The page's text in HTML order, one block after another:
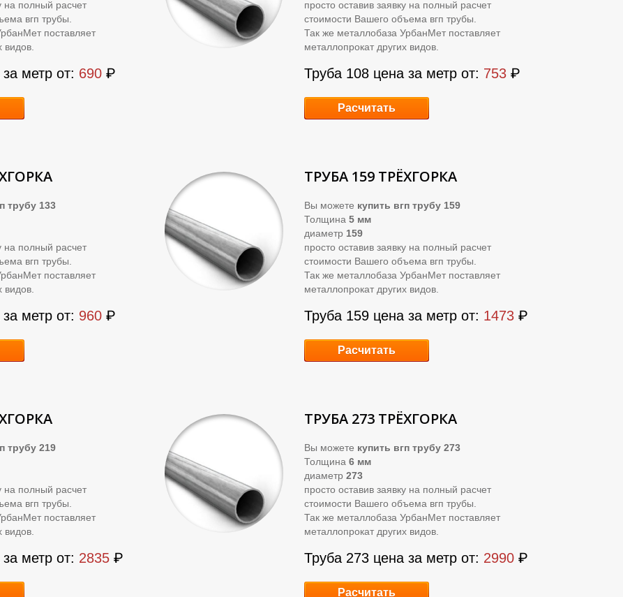
на полный расчет
вгп трубы.
поставляет
видов.
метр от: 690 ₽
просто оставив заявку на полный расчет
стоимости Вашего объема вгп трубы.
Так же металлобаза УрбанМет поставляет
металлопрокат других видов.
Труба 108 цена за метр от: 753 ₽
Расчитать
трубу 133
на полный расчет
вгп трубы.
поставляет
видов.
метр от: 960 ₽
ТРУБА 159 ТРЁХГОРКА
Вы можете купить вгп трубу 159
Толщина 5 мм
диаметр 159
просто оставив заявку на полный расчет
стоимости Вашего объема вгп трубы.
Так же металлобаза УрбанМет поставляет
металлопрокат других видов.
Труба 159 цена за метр от: 1473 ₽
Расчитать
трубу 219
на полный расчет
вгп трубы.
поставляет
видов.
метр от: 2835 ₽
ТРУБА 273 ТРЁХГОРКА
Вы можете купить вгп трубу 273
Толщина 6 мм
диаметр 273
просто оставив заявку на полный расчет
стоимости Вашего объема вгп трубы.
Так же металлобаза УрбанМет поставляет
металлопрокат других видов.
Труба 273 цена за метр от: 2990 ₽
Расчитать